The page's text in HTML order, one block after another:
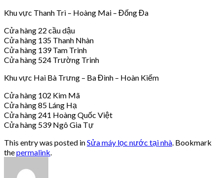
Khu vực Thanh Trì – Hoàng Mai – Đống Đa
Cửa hàng 22 cầu dậu
Cửa hàng 135 Thanh Nhàn
Cửa hàng 139 Tam Trinh
Cửa hàng 524 Trường Trinh
Khu vực Hai Bà Trưng – Ba Đình – Hoàn Kiếm
Cửa hàng 102 Kim Mã
Cửa hàng 85 Láng Hạ
Cửa hàng 241 Hoàng Quốc Việt
Cửa hàng 539 Ngô Gia Tự
This entry was posted inSửa máy lọc nước tại nhà . Bookmark
thepermalink